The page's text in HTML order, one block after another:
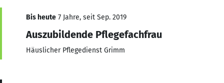
Bis heute 7 Jahre, seit Sep. 2019
Auszubildende Pflegefachfrau
Häuslicher Pflegedienst Grimm